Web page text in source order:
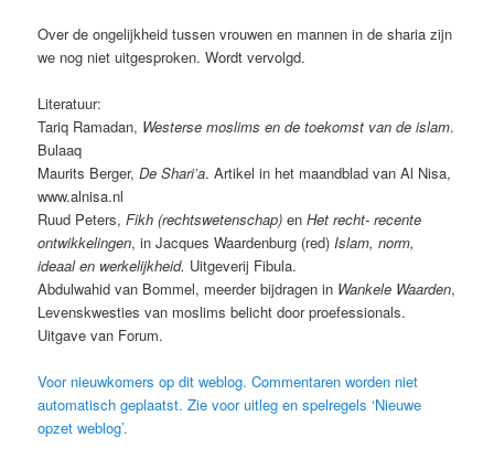
Over de ongelijkheid tussen vrouwen en mannen in de sharia zijn
we nog niet uitgesproken. Wordt vervolgd.
Literatuur:
Tariq Ramadan, Westerse moslims en de toekomst van de islam.
Bulaaq
Maurits Berger,De Shari’a. Artikel in het maandblad van Al Nisa,
www.alnisa.nl
Ruud Peters,Fikh (rechtswetenschap) enHet recht- recente
ontwikkelingen, in Jacques Waardenburg (red)Islam, norm,
ideaal en werkelijkheid. Uitgeverij Fibula.
Abdulwahid van Bommel, meerder bijdragen in Wankele Waarden,
Levenskwesties van moslims belicht door proefessionals.
Uitgave van Forum.
Voor nieuwkomers op dit weblog. Commentaren worden niet
automatisch geplaatst. Zie voor uitleg en spelregels ‘Nieuwe
opzet weblog’.